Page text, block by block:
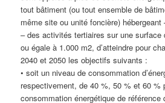
tout bâtiment (ou tout ensemble de
même site ou unité foncière)
– des activités tertiaires sur une surface
ou égale à 1.000 m2, d’atteindre pour
2040 et 2050 les objectifs suivants :
• soit un niveau de consommation
respectivement, de 40 %, 50 % et 60 %
consommation énergétique de référence